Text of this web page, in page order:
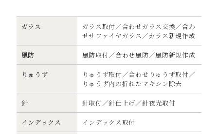
ガラス
ガラス取付／合わせガラス交換／合わ
せサファイヤガラス／ガラス新規作成
⾵防 ⾵防取付／合わせ⾵防／⾵防新規作成
りゅうず
りゅうず取付／合わせりゅうず取付／
りゅうず内の折れたマキシン除去
針 針取付／針仕上げ／針夜光取付
インデックス インデックス取付